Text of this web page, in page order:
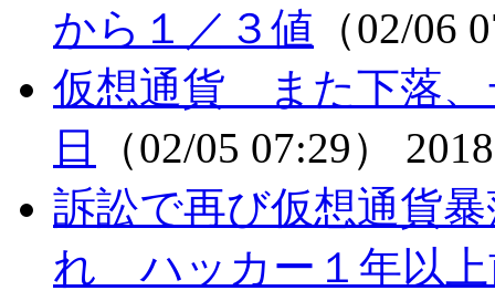
から１／３値 （02/06
仮想通貨 また下落、
日
（02/05 07:29）
訴訟で再び仮想通貨
れ ハッカー１年以